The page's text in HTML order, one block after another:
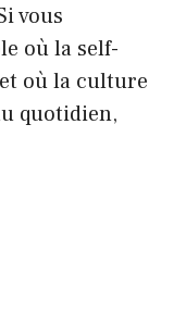
vous
où la self-
où la culture
quotidien,